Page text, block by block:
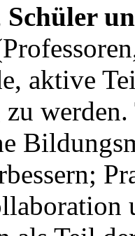
Schüler
aktive